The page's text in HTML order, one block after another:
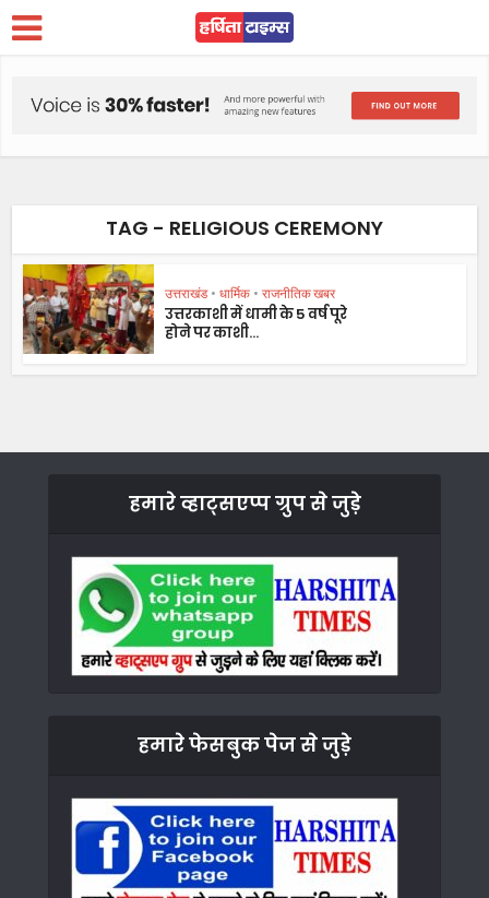
TAG - RELIGIOUS CEREMONY
उत्तराखंड • धार्मिक • राजनीतिक खबर
उत्तरकाशी में धामी के 5 वर्ष पूरे
होने पर काशी...
हमारे व्हाट्सएप्प ग्रुप से जुड़े
हमारे फेसबुक पेज से जुड़े